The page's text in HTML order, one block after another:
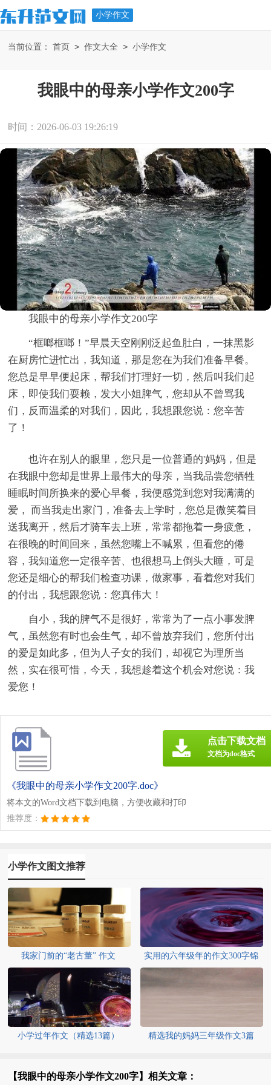
小学作文
当前位置： 首页 > 作文大全 > 小学作文
我眼中的母亲小学作文200字
时间：2026-06-03 19:26:19
我眼中的母亲小学作文200字
“框啷框啷！”早晨天空刚刚泛起鱼肚白，一抹黑影
在厨房忙进忙出，我知道，那是您在为我们准备早餐。
您总是早早便起床，帮我们打理好一切，然后叫我们起
床，即使我们耍赖，发大小姐脾气，您却从不曾骂我
们，反而温柔的对我们，因此，我想跟您说：您辛苦
了！
也许在别人的眼里，您只是一位普通的'妈妈，但是
在我眼中您却是世界上最伟大的母亲，当我品尝您牺牲
睡眠时间所换来的爱心早餐，我便感觉到您对我满满的
爱， 而当我走出家门，准备去上学时，您总是微笑着目
送我离开，然后才骑车去上班，常常都拖着一身疲惫，
在很晚的时间回来，虽然您嘴上不喊累，但看您的倦
容，我知道您一定很辛苦、也很想马上倒头大睡，可是
您还是细心的帮我们检查功课，做家事，看着您对我们
的付出，我想跟您说：您真伟大！
自小，我的脾气不是很好，常常为了一点小事发脾
气，虽然您有时也会生气，却不曾放弃我们，您所付出
的爱是如此多，但为人子女的我们，却视它为理所当
然，实在很可惜，今天，我想趁着这个机会对您说：我
爱您！
《我眼中的母亲小学作文200字.doc》
将本文的Word文档下载到电脑，方便收藏和打印
推荐度：
点击下载文档
文档为doc格式
小学作文图文推荐
我家门前的“老古董” 作文
实用的六年级年的作文300字锦
小学过年作文（精选13篇） 精选我的妈妈三年级作文3篇
【我眼中的母亲小学作文200字】相关文章：